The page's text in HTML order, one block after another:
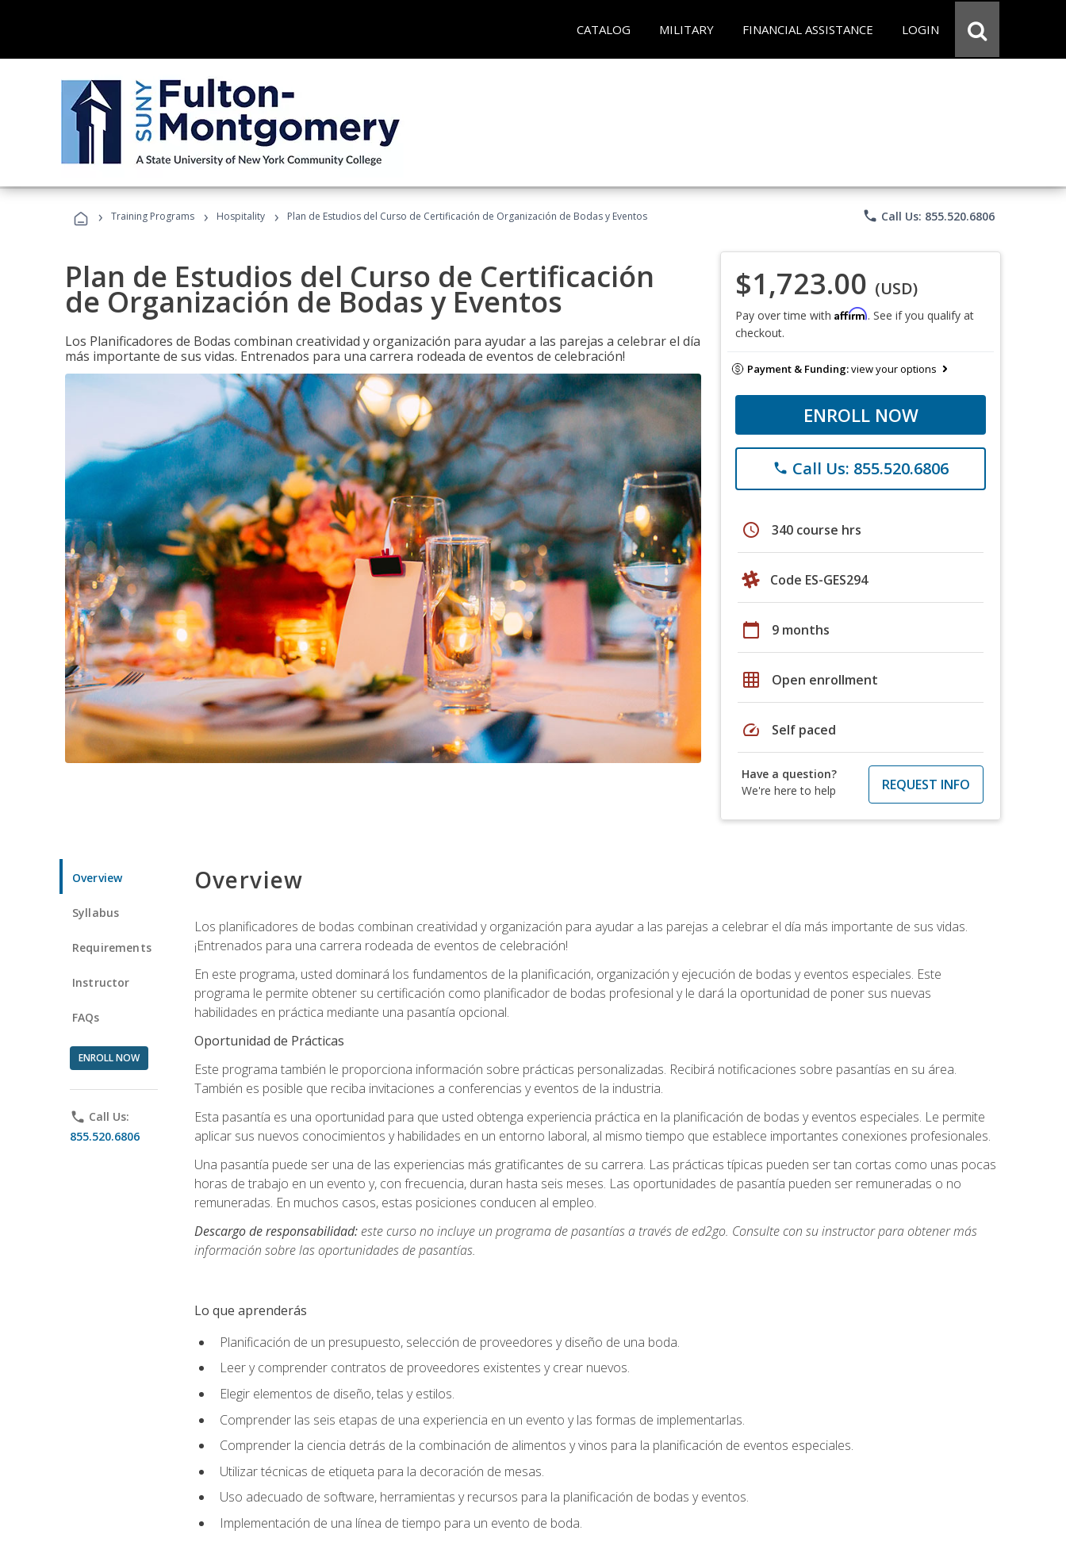
CATALOG MILITARY FINANCIAL ASSISTANCE LOGIN
› Training Programs › Hospitality › Plan de Estudios del Curso de Certificación de Organización de Bodas y Eventos phone Call Us: 855.520.6806
Plan de Estudios del Curso de Certificación
de Organización de Bodas y Eventos
Los Planificadores de Bodas combinan creatividad y organización para ayudar a las parejas a celebrar el día
más importante de sus vidas. Entrenados para una carrera rodeada de eventos de celebración!
$1,723.00 (USD)
Pay over time with Affirm. See if you qualify at
checkout.
Payment & Funding:view your options
ENROLL NOW
phone Call Us: 855.520.6806
schedule 340 course hrs
Code ES-GES294
calendar_today 9 months
grid_on Open enrollment
speed Self paced
Have a question?
We're here to help
REQUEST INFO
Overview
Syllabus
Requirements
Instructor
FAQs
ENROLL NOW
phone Call Us:
855.520.6806
Overview
Los planificadores de bodas combinan creatividad y organización para ayudar a las parejas a celebrar el día más importante de sus vidas.
¡Entrenados para una carrera rodeada de eventos de celebración!
En este programa, usted dominará los fundamentos de la planificación, organización y ejecución de bodas y eventos especiales. Este
programa le permite obtener su certificación como planificador de bodas profesional y le dará la oportunidad de poner sus nuevas
habilidades en práctica mediante una pasantía opcional.
Oportunidad de Prácticas
Este programa también le proporciona información sobre prácticas personalizadas. Recibirá notificaciones sobre pasantías en su área.
También es posible que reciba invitaciones a conferencias y eventos de la industria.
Esta pasantía es una oportunidad para que usted obtenga experiencia práctica en la planificación de bodas y eventos especiales. Le permite
aplicar sus nuevos conocimientos y habilidades en un entorno laboral, al mismo tiempo que establece importantes conexiones profesionales.
Una pasantía puede ser una de las experiencias más gratificantes de su carrera. Las prácticas típicas pueden ser tan cortas como unas pocas
horas de trabajo en un evento y, con frecuencia, duran hasta seis meses. Las oportunidades de pasantía pueden ser remuneradas o no
remuneradas. En muchos casos, estas posiciones conducen al empleo.
Descargo de responsabilidad:este curso no incluye un programa de pasantías a través de ed2go. Consulte con su instructor para obtener más
información sobre las oportunidades de pasantías.
Lo que aprenderás
Planificación de un presupuesto, selección de proveedores y diseño de una boda.
Leer y comprender contratos de proveedores existentes y crear nuevos.
Elegir elementos de diseño, telas y estilos.
Comprender las seis etapas de una experiencia en un evento y las formas de implementarlas.
Comprender la ciencia detrás de la combinación de alimentos y vinos para la planificación de eventos especiales.
Utilizar técnicas de etiqueta para la decoración de mesas.
Uso adecuado de software, herramientas y recursos para la planificación de bodas y eventos.
Implementación de una línea de tiempo para un evento de boda.